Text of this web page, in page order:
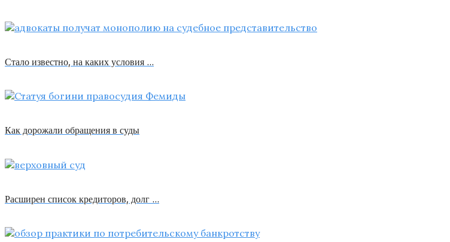
Стало известно, на каких условия …
Как дорожали обращения в суды
Расширен список кредиторов, долг …